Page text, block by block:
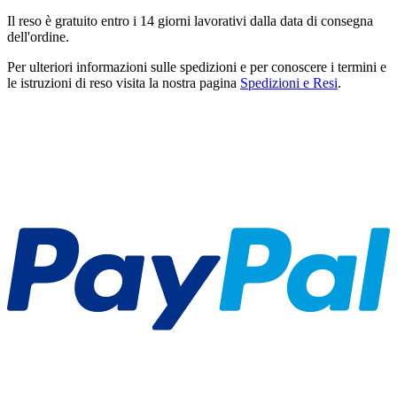
Il reso è gratuito entro i 14 giorni lavorativi dalla data di consegna
dell'ordine.
Per ulteriori informazioni sulle spedizioni e per conoscere i termini e
le istruzioni di reso visita la nostra pagina Spedizioni e Resi.